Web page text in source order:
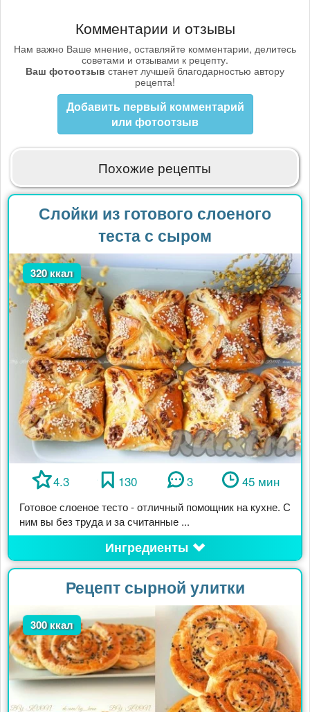
Комментарии и отзывы
Нам важно Ваше мнение, оставляйте комментарии, делитесь
советами и отзывами к рецепту.
Ваш фотоотзыв станет лучшей благодарностью автору
рецепта!
Добавить первый комментарий
или фотоотзыв
Похожие рецепты
Слойки из готового слоеного
теста с сыром
320 ккал
4.3 130 3 45 мин
Готовое слоеное тесто - отличный помощник на кухне. С
ним вы без труда и за считанные ...
Ингредиенты
Рецепт сырной улитки
300 ккал